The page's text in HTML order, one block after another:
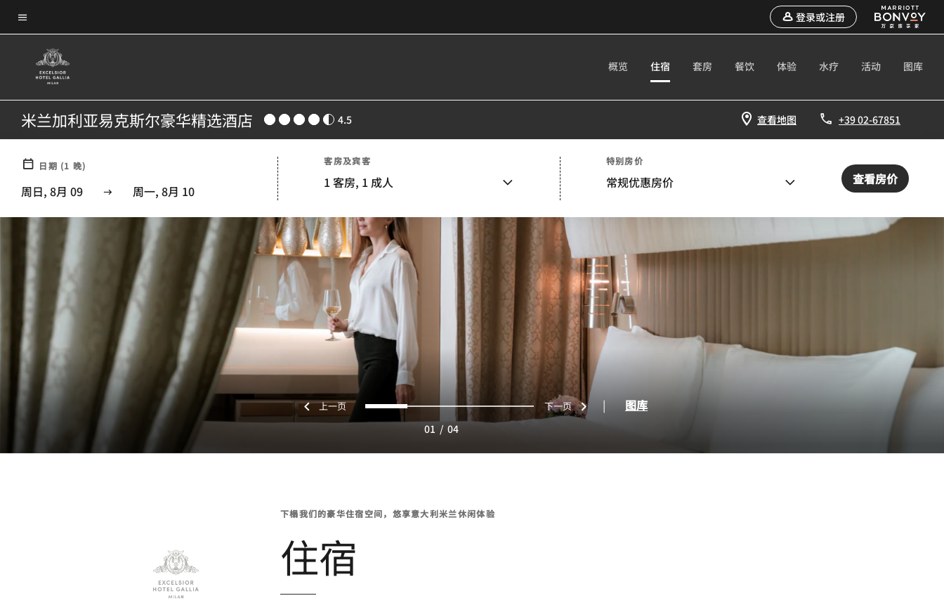
Skip
to
main
content
菜单文本
登录或注册
概览 住宿 套房 餐饮 体验 水疗 活动 图库
米兰加利亚易克斯尔豪华精选酒店 4.5 查看地图 +39 02-67851
日期 (1 晚)
周日, 8月 09 周一, 8月 10
客房及宾客
1 客房, 1 成人
特别房价
常规优惠房价 查看房价
上一页 0 1 2 3 下一页
01 / 04
| 图库
下榻我们的豪华住宿空间，悠享意大利米兰休闲体验
住宿